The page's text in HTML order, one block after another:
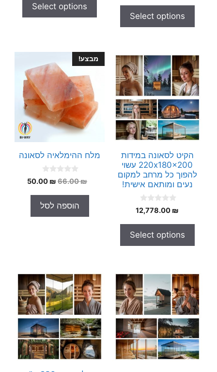
o
5
Select options
o
5
Select options
הקיט לסאונה במידות
220x180x200 עשוי
להפוך כל מרחב למקום
נעים ומותאם אישית!
0
o
o
12,778.00 ₪
Select options
מבצע!
מלח ההימלאיה לסאונה
0
o
o
66.00₪
המחיר
היה:
50.00 ₪
המחיר
הוספה לסל